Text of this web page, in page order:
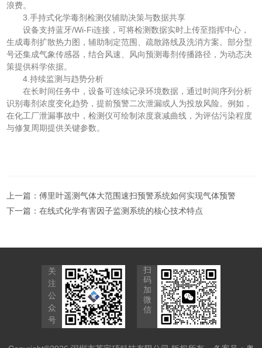
浪费。
3.手持式化学毒剂检测仪辅助决策与数据共享
设备支持蓝牙/Wi-Fi连接，可将检测数据实时上传至指挥中心，
生成毒剂扩散热力图，辅助制定范围、疏散路线及洗消方案。部分型
号还集成气象传感器，结合风速、风向预测毒剂传播路径，为动态决
策提供科学依据。
4.持续监测与趋势分析
在长时间任务中，设备可连续记录环境数据，通过时间序列分析
识别毒剂浓度变化趋势，提前预警二次泄漏或人为投放风险。例如，
在化工厂泄漏事故中，检测仪可绘制浓度衰减曲线，为评估污染程度
与修复周期提供关键参数。
上一篇：傅里叶遥测气体大范围速扫预警系统如何实现气体预警
下一篇：在线式化学有害因子监测系统的核心技术特点
关
注
公
众
号
扫
码
加
微
信